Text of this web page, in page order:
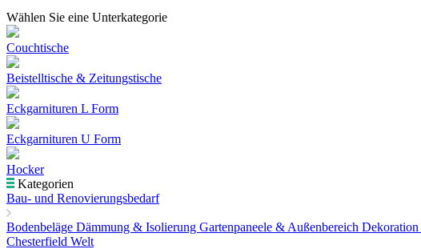
Wählen Sie eine Unterkategorie
Couchtische
Beistelltische & Zeitungstische
Eckgarnituren L Form
Eckgarnituren U Form
Hocker
Kategorien
Bau- und Renovierungsbedarf
Bodenbeläge Dämmung & Isolierung Gartenpaneele & Außenbereich Dekoration
Chesterfield Welt